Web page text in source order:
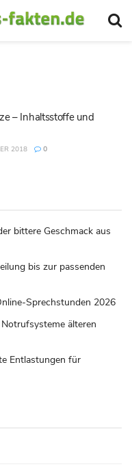
– Inhaltsstoffe und
2018 0
bittere Geschmack aus
bis zur passenden
Sprechstunden 2026
älteren
Entlastungen für